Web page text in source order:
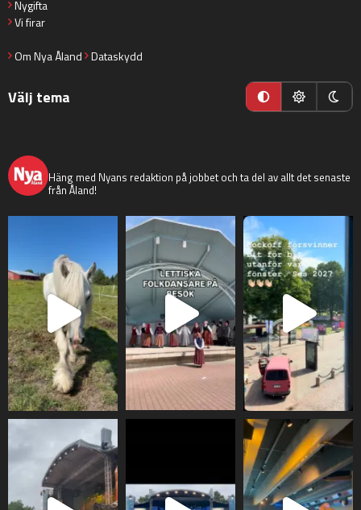
Nygifta
Vi firar
Om Nya Åland Dataskydd
Välj tema
Häng med Nyans redaktion på jobbet och ta del av allt det senaste
från Åland!